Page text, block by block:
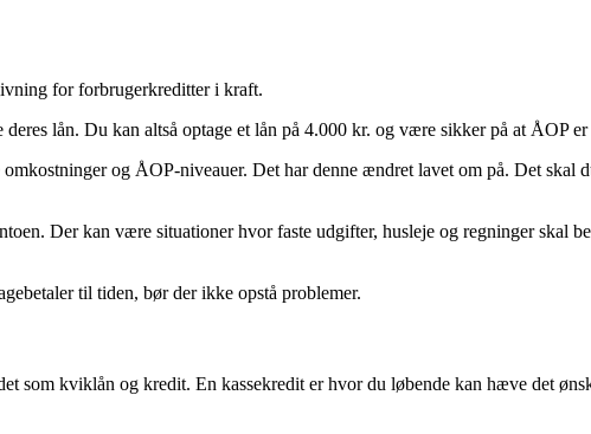
for forbrugerkreditter i kraft.
lån. Du kan altså optage et lån på 4.000 kr. og være sikker på at ÅOP
og ÅOP-niveauer. Det har denne ændret lavet om på. Det skal
Der kan være situationer hvor faste udgifter, husleje og regninger skal
til tiden, bør der ikke opstå problemer.
som kviklån og kredit. En kassekredit er hvor du løbende kan hæve det